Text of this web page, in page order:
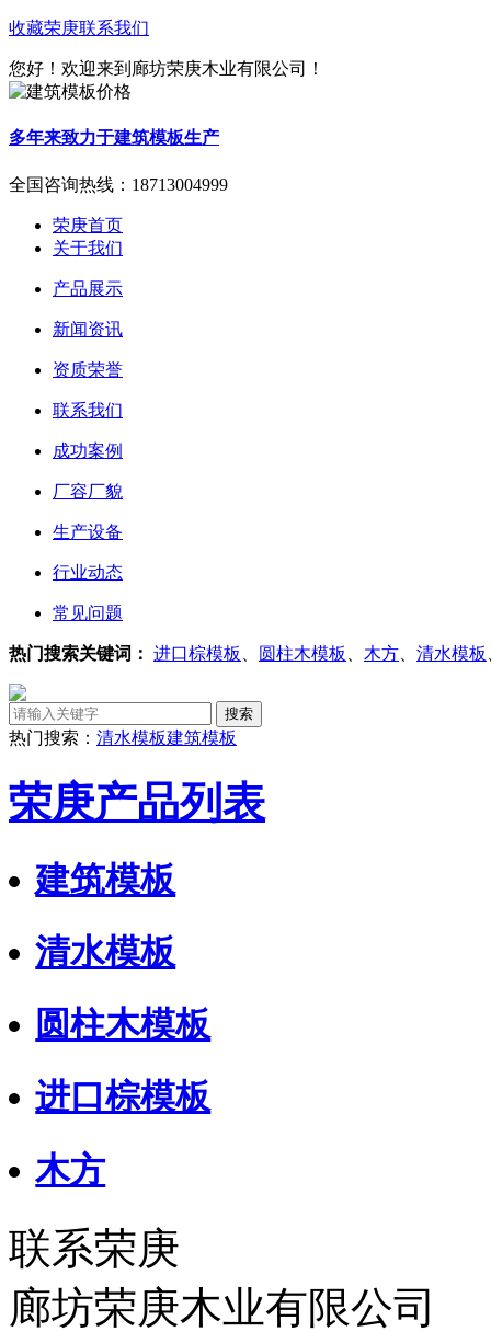
收藏荣庚联系我们
您好！欢迎来到廊坊荣庚木业有限公司！
多年来致力于建筑模板生产
全国咨询热线： 18713004999
荣庚首页
关于我们
产品展示
新闻资讯
资质荣誉
联系我们
成功案例
厂容厂貌
生产设备
行业动态
常见问题
热门搜索关键词： 进口棕模板 圆柱木模板 木方 清水模板
热门搜索： 清水模板建筑模板
荣庚产品列表
建筑模板
清水模板
圆柱木模板
进口棕模板
木方
联系荣庚
廊坊荣庚木业有限公司